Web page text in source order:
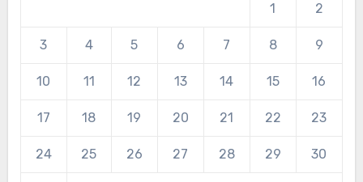
1 2
3 4 5 6 7 8 9
10 11 12 13 14 15 16
17 18 19 20 21 22 23
24 25 26 27 28 29 30